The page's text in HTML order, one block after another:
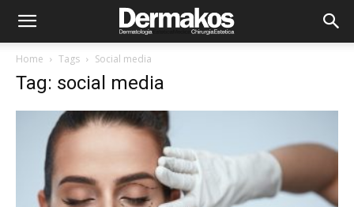
Home Tags Social media
Tag: social media